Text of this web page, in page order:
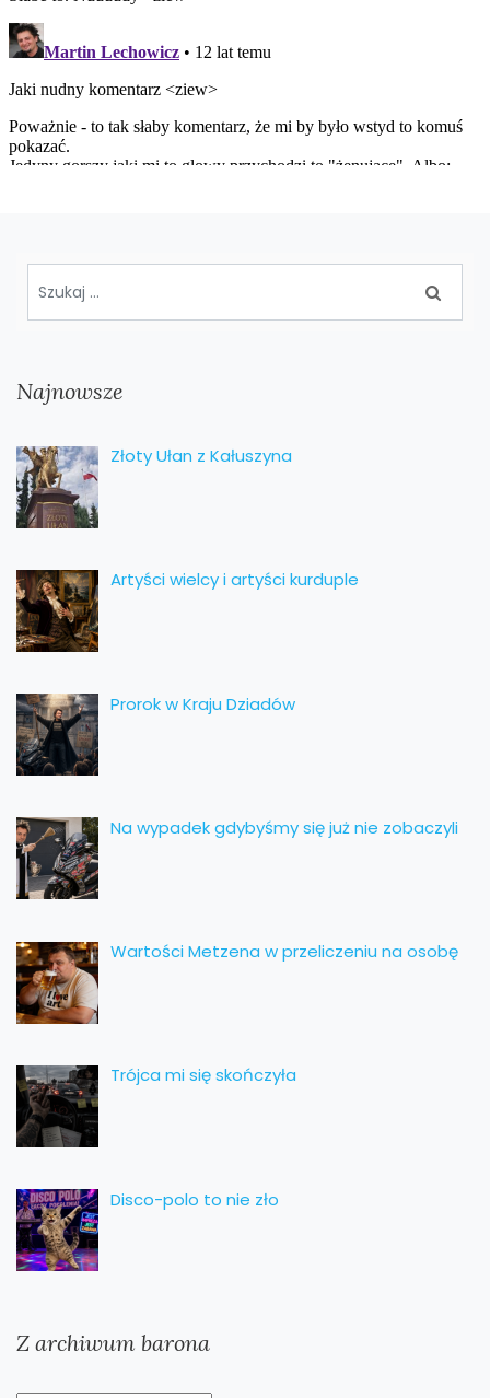
Najnowsze
Złoty Ułan z Kałuszyna
Artyści wielcy i artyści kurduple
Prorok w Kraju Dziadów
Na wypadek gdybyśmy się już nie zobaczyli
Wartości Metzena w przeliczeniu na osobę
Trójca mi się skończyła
Disco-polo to nie zło
Z archiwum barona